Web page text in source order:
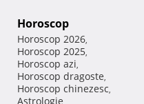
Horoscop
Horoscop 2026,
Horoscop 2025,
Horoscop azi,
Horoscop dragoste,
Horoscop chinezesc,
Astrologie